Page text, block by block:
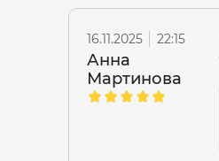
16.11.2025 22:15
Анна
Мартинова